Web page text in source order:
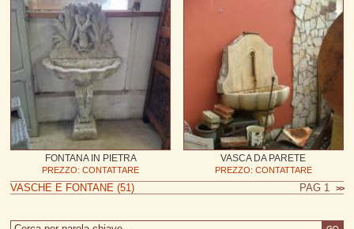
FONTANA IN PIETRA
PREZZO: CONTATTARE
VASCA DA PARETE
PREZZO: CONTATTARE
VASCHE E FONTANE (51) PAG 1 >>